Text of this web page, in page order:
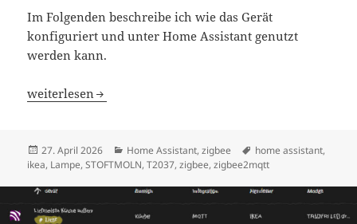
Im Folgenden beschreibe ich wie das Gerät
konfiguriert und unter Home Assistant genutzt
werden kann.
Home Assistant IKEA STOFTMOLN Deckenlampe T2037
weiterlesen
Veröffentlicht
am
27. April 2026 Kategorien
Home Assistant,zigbee Schlagwörter
home assistant,
ikea, Lampe,STOFTMOLN,T2037,zigbee,zigbee2mqtt